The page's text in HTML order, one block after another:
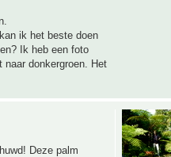
ik het beste doen
Ik heb een foto
donkergroen. Het
Deze palm